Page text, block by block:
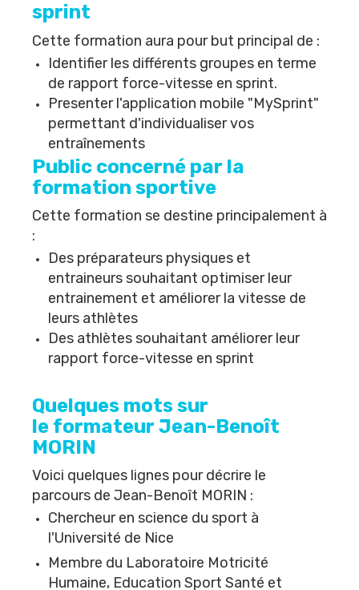
sprint
Cette formation aura pour but principal de :
Identifier les différents groupes en terme
de rapport force-vitesse en sprint.
Presenter l'application mobile "MySprint"
permettant d'individualiser vos
entraînements
Public concerné par la
formation sportive
Cette formation se destine principalement à
:
Des préparateurs physiques et
entraineurs souhaitant optimiser leur
entrainement et améliorer la vitesse de
leurs athlètes
Des athlètes souhaitant améliorer leur
rapport force-vitesse en sprint
Quelques mots sur
le formateur Jean-Benoît
MORIN
Voici quelques lignes pour décrire le
parcours de Jean-Benoît MORIN :
Chercheur en science du sport à
l'Université de Nice
Membre du Laboratoire Motricité
Humaine, Education Sport Santé et